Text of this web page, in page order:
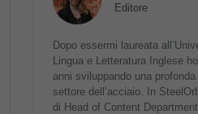
Editore
Dopo essermi laureata
Lingua e Letteratura Inglese
anni sviluppando una profonda
settore dell’acciaio. In
di Head of Content